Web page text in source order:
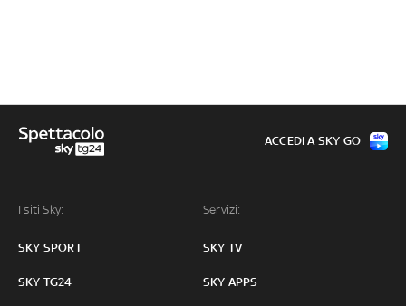
I siti Sky:
SKY SPORT
SKY TG24
Servizi:
SKY TV
SKY APPS
ACCEDI A SKY GO